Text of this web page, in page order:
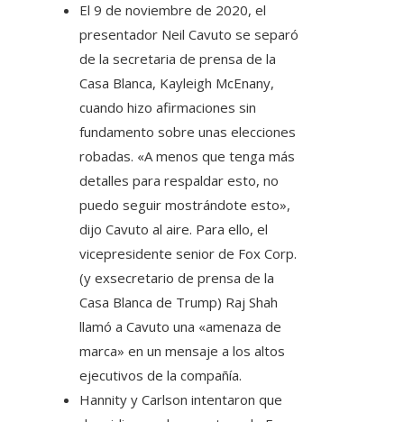
El 9 de noviembre de 2020, el
presentador Neil Cavuto se separó
de la secretaria de prensa de la
Casa Blanca, Kayleigh McEnany,
cuando hizo afirmaciones sin
fundamento sobre unas elecciones
robadas. «A menos que tenga más
detalles para respaldar esto, no
puedo seguir mostrándote esto»,
dijo Cavuto al aire. Para ello, el
vicepresidente senior de Fox Corp.
(y exsecretario de prensa de la
Casa Blanca de Trump) Raj Shah
llamó a Cavuto una «amenaza de
marca» en un mensaje a los altos
ejecutivos de la compañía.
Hannity y Carlson intentaron que